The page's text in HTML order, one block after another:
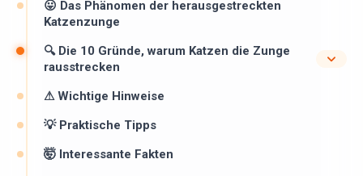
😛 Das Phänomen der herausgestreckten
Katzenzunge
🔍 Die 10 Gründe, warum Katzen die Zunge
rausstrecken
⚠ Wichtige Hinweise ️
💡 Praktische Tipps
🤯 Interessante Fakten